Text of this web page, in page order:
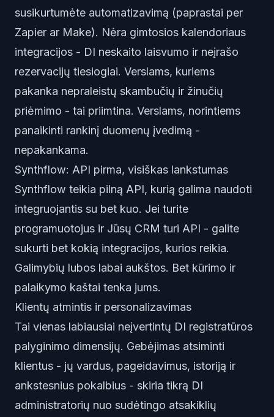
susikurtumėte automatizavimą (paprastai per
Zapier ar Make). Nėra gimtosios kalendoriaus
integracijos - DI neskaito laisvumo ir neįrašo
rezervacijų tiesiogiai. Verslams, kuriems
pakanka nepraleistų skambučių ir žinučių
priėmimo - tai priimtina. Verslams, norintiems
panaikinti rankinį duomenų įvedimą -
nepakankama.
Synthflow: API pirma, visiškas lankstumas
Synthflow teikia pilną API, kurią galima naudoti
integruojantis su bet kuo. Jei turite
programuotojus ir Jūsų CRM turi API - galite
sukurti bet kokią integracijos, kurios reikia.
Galimybių lubos labai aukštos. Bet kūrimo ir
palaikymo kaštai tenka jums.
Klientų atmintis ir personalizavimas
Tai vienas labiausiai neįvertintų DI registratūros
palyginimo dimensijų. Gebėjimas atsiminti
klientus - jų vardus, pageidavimus, istoriją ir
ankstesnius pokalbius - skiria tikrą DI
administratorių nuo sudėtingo atsakiklių